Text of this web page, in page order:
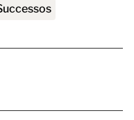
successos